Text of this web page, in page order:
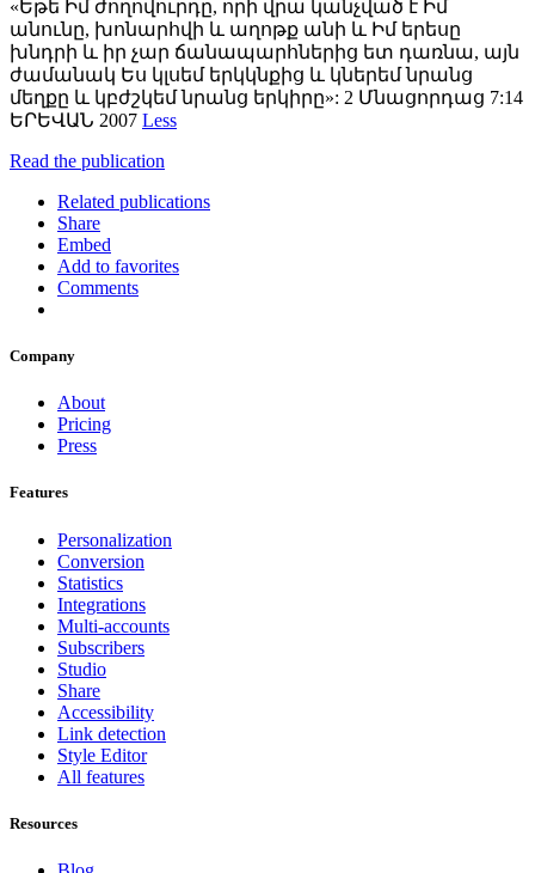
«Եթե Իմ ժողովուրդը, որի վրա կանչված է Իմ
անունը, խոնարհվի և աղոթք անի և Իմ երեսը
խնդրի և իր չար ճանապարհներից ետ դառնա, այն
ժամանակ Ես կլսեմ երկկնքից և կներեմ նրանց
մեղքը և կբժշկեմ նրանց երկիրը»: 2 Մնացորդաց 7:14
ԵՐԵՎԱՆ 2007 Less
Read the publication
Related publications
Share
Embed
Add to favorites
Comments
Company
About
Pricing
Press
Features
Personalization
Conversion
Statistics
Integrations
Multi-accounts
Subscribers
Studio
Share
Accessibility
Link detection
Style Editor
All features
Resources